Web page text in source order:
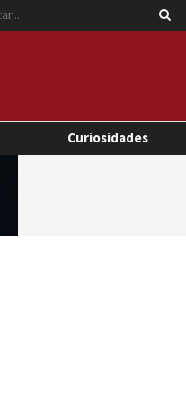
Curiosidades